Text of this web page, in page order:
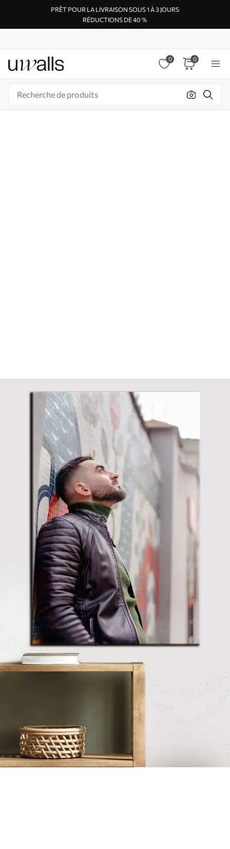
PRÊT POUR LA LIVRAISON SOUS 1 À 3 JOURS
RÉDUCTIONS DE 40 %
0 0